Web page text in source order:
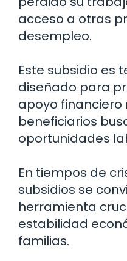
acceso a otras
desempleo.
Este subsidio es
diseñado para
apoyo financiero
beneficiarios
oportunidades
En tiempos de
subsidios se
herramienta
estabilidad
familias.